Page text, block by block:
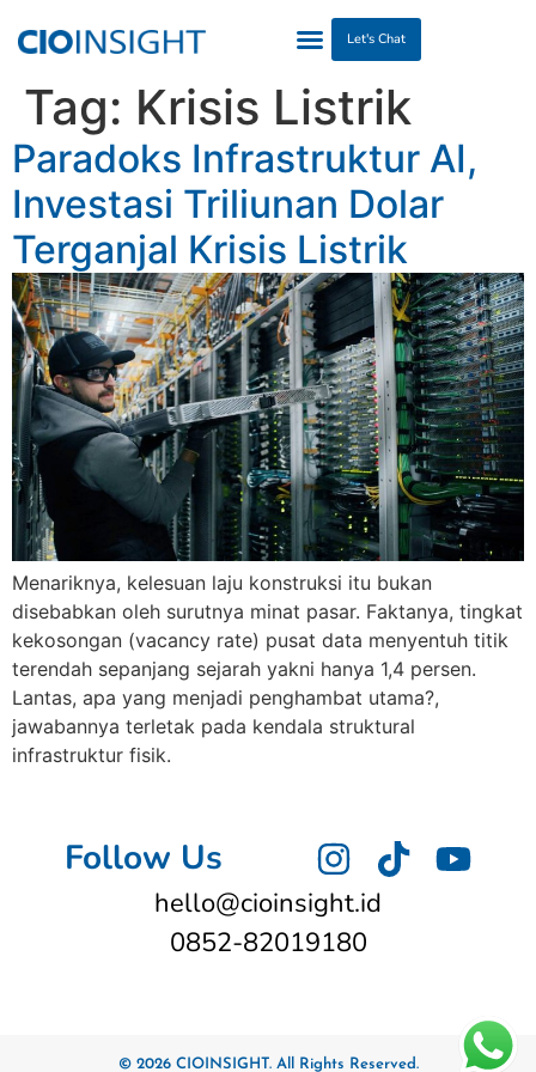
Let's Chat
Tag: Krisis Listrik
Paradoks Infrastruktur AI,
Investasi Triliunan Dolar
Terganjal Krisis Listrik
​Menariknya, kelesuan laju konstruksi itu bukan
disebabkan oleh surutnya minat pasar. Faktanya, tingkat
kekosongan (vacancy rate) pusat data menyentuh titik
terendah sepanjang sejarah yakni hanya 1,4 persen. ​
Lantas, apa yang menjadi penghambat utama?,
jawabannya terletak pada kendala struktural
infrastruktur fisik.
Follow Us
hello@cioinsight.id
0852-82019180
© 2026 CIOINSIGHT. All Rights Reserved.